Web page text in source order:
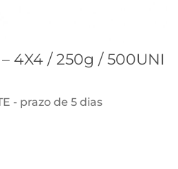
4X4 / 250g / 500UNI
- prazo de 5 dias
/ 500UNI quantidade